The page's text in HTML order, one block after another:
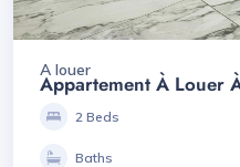
A louer
Appartement À Louer
2 Beds
Baths